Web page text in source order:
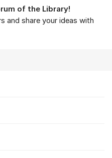
of the Library!
and share your ideas with